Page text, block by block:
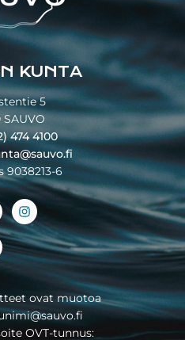
KUNTA
5
SAUVO
474 4100
9038213-6
ovat muotoa
OVT-tunnus: